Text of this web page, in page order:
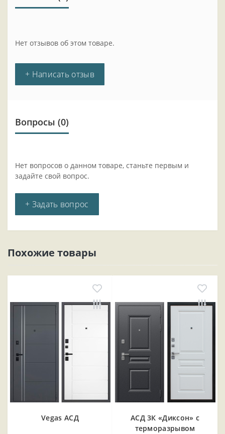
Нет отзывов об этом товаре.
+ Написать отзыв
Вопросы (0)
Нет вопросов о данном товаре, станьте первым и
задайте свой вопрос.
+ Задать вопрос
Похожие товары
Vegas АСД
АСД 3К «Диксон» с
терморазрывом